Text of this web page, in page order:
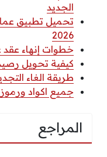
الجديد
2026
خطوات إنهاء عقد
كيفية تحويل رصيد
طريقة الغاء
جميع اكواد ورموز
المراجع